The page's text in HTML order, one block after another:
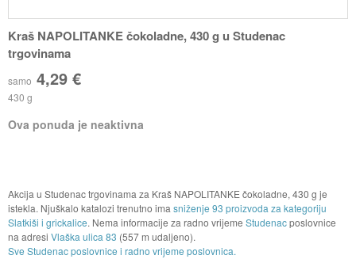
Kraš NAPOLITANKE čokoladne, 430 g u Studenac
trgovinama
samo 4,29 €
430 g
Ova ponuda je neaktivna
Akcija u Studenac trgovinama za Kraš NAPOLITANKE čokoladne, 430 g je
istekla. Njuškalo katalozi trenutno ima sniženje 93 proizvoda za kategoriju
Slatkiši i grickalice. Nema informacije za radno vrijeme Studenacposlovnice
na adresi Vlaška ulica 83 (557 m udaljeno).
Sve Studenac poslovnice i radno vrijeme poslovnica.